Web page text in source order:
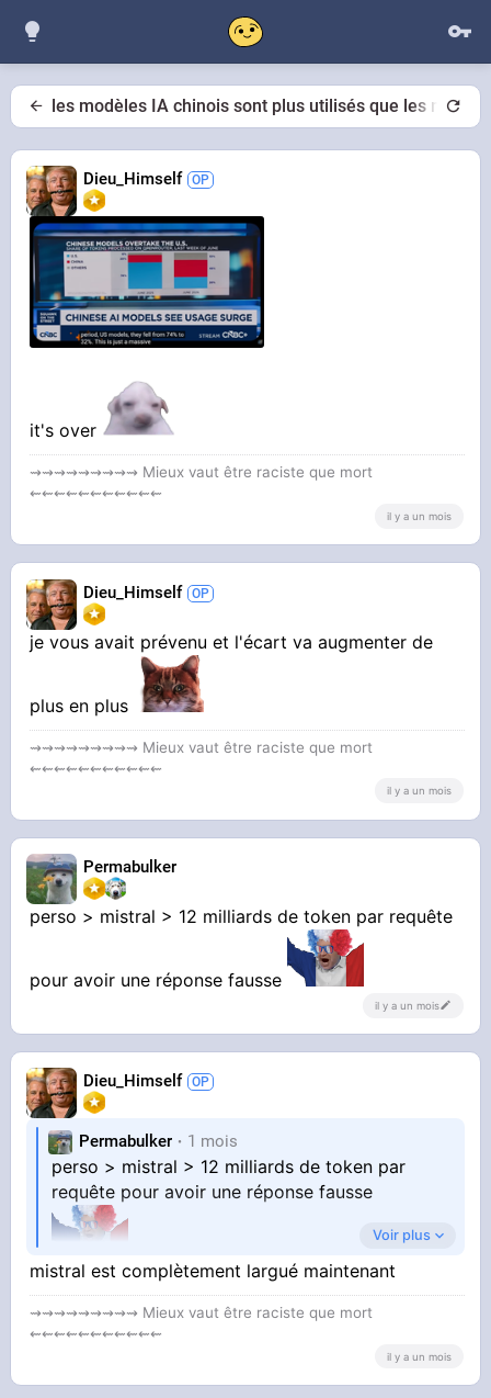
les modèles IA chinois sont plus utilisés que les
Dieu_Himself
it's over
⇝⇝⇝⇝⇝⇝⇝⇝⇝ Mieux vaut être raciste que mort
⇜⇜⇜⇜⇜⇜⇜⇜⇜⇜⇜
il y a un mois
Dieu_Himself
je vous avait prévenu et l'écart va augmenter de
plus en plus
⇝⇝⇝⇝⇝⇝⇝⇝⇝ Mieux vaut être raciste que mort
⇜⇜⇜⇜⇜⇜⇜⇜⇜⇜⇜
il y a un mois
Permabulker
perso > mistral > 12 milliards de token par requête
pour avoir une réponse fausse
il y a un mois
Dieu_Himself
Permabulker 1 mois
perso > mistral > 12 milliards de token par
requête pour avoir une réponse fausse
Voir plus
mistral est complètement largué maintenant
⇝⇝⇝⇝⇝⇝⇝⇝⇝ Mieux vaut être raciste que mort
⇜⇜⇜⇜⇜⇜⇜⇜⇜⇜⇜
il y a un mois